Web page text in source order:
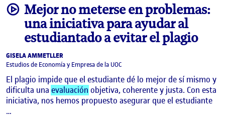
videoMejor no meterse en problemas:
una iniciativa para ayudar al
estudiantado a evitar el plagio
GISELA AMMETLLER
Estudios de Economía y Empresa de la UOC
El plagio impide que el estudiante dé lo mejor de sí mismo y
dificulta una evaluación objetiva, coherente y justa. Con esta
iniciativa, nos hemos propuesto asegurar que el estudiante
…